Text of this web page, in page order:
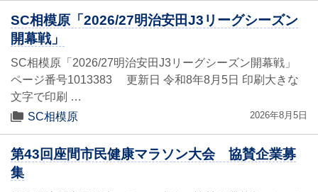
SC相模原「2026/27明治安田J3リーグシーズン
開幕戦」
SC相模原「2026/27明治安田J3リーグシーズン開幕戦」
ページ番号1013383 更新日 令和8年8月5日 印刷大きな
文字で印刷 …
SC相模原
2026年8月5日
第43回座間市民健康マラソン大会 協賛企業募
集